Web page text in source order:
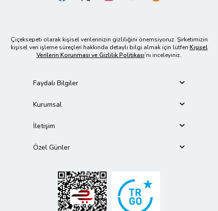
Çiçeksepeti olarak kişisel verilerinizin gizliliğini önemsiyoruz. Şirketimizin
kişisel veri işleme süreçleri hakkında detaylı bilgi almak için lütfen Kişisel
Verilerin Korunması ve Gizlilik Politikası’nı inceleyiniz.
Faydalı Bilgiler
Kurumsal
İletişim
Özel Günler